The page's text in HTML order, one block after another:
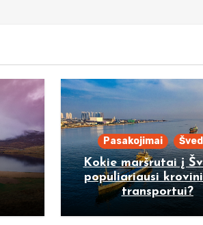
Pasakojimai
Kokie maršrutai į
populiariausi
transportui?